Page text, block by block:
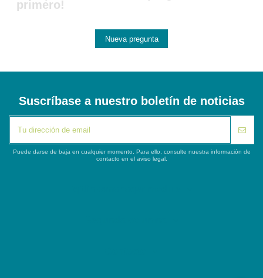
primero!
Nueva pregunta
Suscríbase a nuestro boletín de noticias
Puede darse de baja en cualquier momento. Para ello, consulte nuestra información de
contacto en el aviso legal.